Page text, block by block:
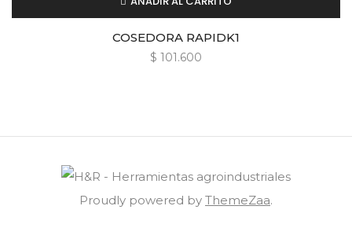
COSEDORA RAPIDK1
$ 101.600
Proudly powered by ThemeZaa.